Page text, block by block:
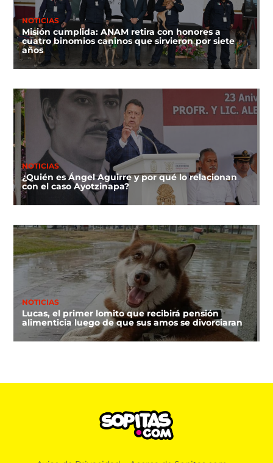
NOTICIAS
Misión cumplida: ANAM retira con honores a
cuatro binomios caninos que sirvieron por siete
años
NOTICIAS
¿Quién es Ángel Aguirre y por qué lo relacionan
con el caso Ayotzinapa?
NOTICIAS
Lucas, el primer lomito que recibirá pensión
alimenticia luego de que sus amos se divorciaran